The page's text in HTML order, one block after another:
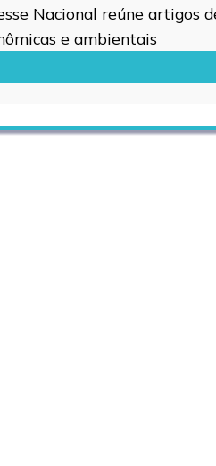
Nacional reúne artigos
e ambientais